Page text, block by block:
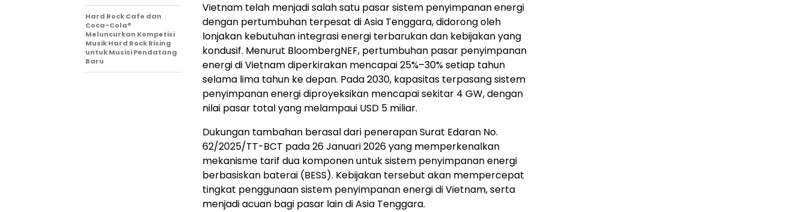
Vietnam telah menjadi salah satu pasar sistem penyimpanan energi
dengan pertumbuhan terpesat di Asia Tenggara, didorong oleh
lonjakan kebutuhan integrasi energi terbarukan dan kebijakan yang
kondusif. Menurut BloombergNEF, pertumbuhan pasar penyimpanan
energi di Vietnam diperkirakan mencapai 25%–30% setiap tahun
selama lima tahun ke depan. Pada 2030, kapasitas terpasang sistem
penyimpanan energi diproyeksikan mencapai sekitar 4 GW, dengan
nilai pasar total yang melampaui USD 5 miliar.
Dukungan tambahan berasal dari penerapan Surat Edaran No.
62/2025/TT-BCT pada 26 Januari 2026 yang memperkenalkan
mekanisme tarif dua komponen untuk sistem penyimpanan energi
berbasiskan baterai (BESS). Kebijakan tersebut akan mempercepat
tingkat penggunaan sistem penyimpanan energi di Vietnam, serta
menjadi acuan bagi pasar lain di Asia Tenggara.
Hard Rock Cafe dan
Coca-Cola®
Meluncurkan Kompetisi
Musik Hard Rock Rising
untuk Musisi Pendatang
Baru